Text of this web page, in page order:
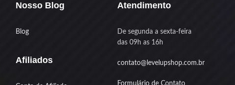
Nosso Blog
Blog
Afiliados
Atendimento
De segunda a sexta-feira
das 09h as 16h
contato@levelupshop.com.br
Formulário de Contato